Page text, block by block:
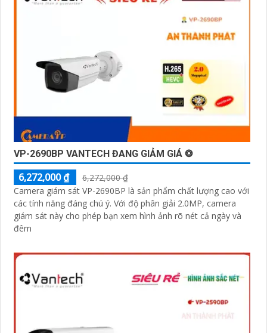
VP-2690BP VANTECH ĐANG GIẢM GIÁ ❂
6,272,000 ₫
6,272,000 ₫
Camera giám sát VP-2690BP là sản phẩm chất lượng cao với
các tính năng đáng chú ý. Với độ phân giải 2.0MP, camera
giám sát này cho phép bạn xem hình ảnh rõ nét cả ngày và
đêm